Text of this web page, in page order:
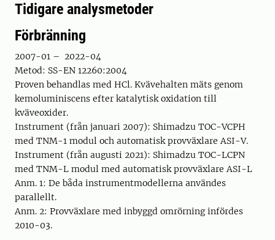
Tidigare analysmetoder
Förbränning
2007-01 – 2022-04
Metod: SS-EN 12260:2004
Proven behandlas med HCl. Kvävehalten mäts genom
kemo­lumini­scens efter katalytisk oxidation till
kväveoxider.
Instrument (från januari 2007): Shimadzu TOC-VCPH
med TNM-1 modul och automatisk prov­växlare ASI-V.
Instrument (från augusti 2021): Shimadzu TOC-LCPN
med TNM-L modul med automatisk provväxlare ASI-L
Anm. 1: De båda instrumentmodellerna användes
parallellt.
Anm. 2: Provväxlare med inbyggd omrörning infördes
2010-03.